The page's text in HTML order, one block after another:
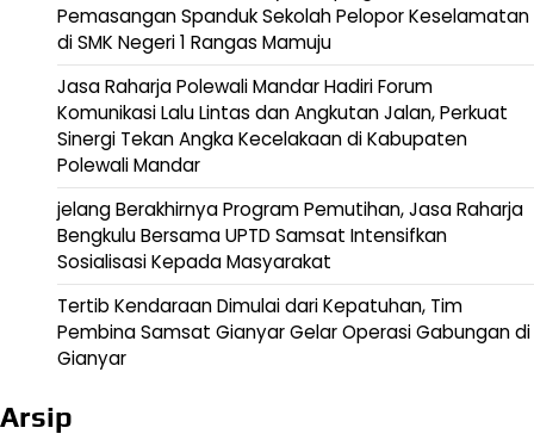
Pemasangan Spanduk Sekolah Pelopor Keselamatan
di SMK Negeri 1 Rangas Mamuju
Jasa Raharja Polewali Mandar Hadiri Forum
Komunikasi Lalu Lintas dan Angkutan Jalan, Perkuat
Sinergi Tekan Angka Kecelakaan di Kabupaten
Polewali Mandar
jelang Berakhirnya Program Pemutihan, Jasa Raharja
Bengkulu Bersama UPTD Samsat Intensifkan
Sosialisasi Kepada Masyarakat
Tertib Kendaraan Dimulai dari Kepatuhan, Tim
Pembina Samsat Gianyar Gelar Operasi Gabungan di
Gianyar
Arsip